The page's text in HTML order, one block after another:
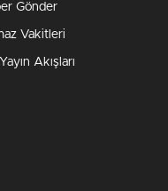
Gönder
Vakitleri
Akışları